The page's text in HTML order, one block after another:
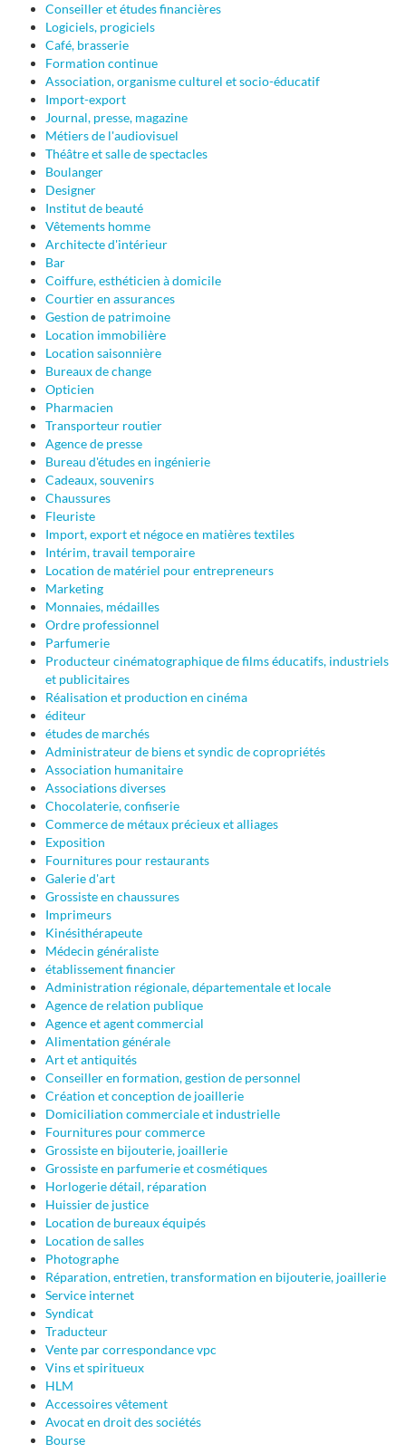
Conseiller et études financières
Logiciels, progiciels
Café, brasserie
Formation continue
Association, organisme culturel et socio-éducatif
Import-export
Journal, presse, magazine
Métiers de l'audiovisuel
Théâtre et salle de spectacles
Boulanger
Designer
Institut de beauté
Vêtements homme
Architecte d'intérieur
Bar
Coiffure, esthéticien à domicile
Courtier en assurances
Gestion de patrimoine
Location immobilière
Location saisonnière
Bureaux de change
Opticien
Pharmacien
Transporteur routier
Agence de presse
Bureau d'études en ingénierie
Cadeaux, souvenirs
Chaussures
Fleuriste
Import, export et négoce en matières textiles
Intérim, travail temporaire
Location de matériel pour entrepreneurs
Marketing
Monnaies, médailles
Ordre professionnel
Parfumerie
Producteur cinématographique de films éducatifs, industriels
et publicitaires
Réalisation et production en cinéma
éditeur
études de marchés
Administrateur de biens et syndic de copropriétés
Association humanitaire
Associations diverses
Chocolaterie, confiserie
Commerce de métaux précieux et alliages
Exposition
Fournitures pour restaurants
Galerie d'art
Grossiste en chaussures
Imprimeurs
Kinésithérapeute
Médecin généraliste
établissement financier
Administration régionale, départementale et locale
Agence de relation publique
Agence et agent commercial
Alimentation générale
Art et antiquités
Conseiller en formation, gestion de personnel
Création et conception de joaillerie
Domiciliation commerciale et industrielle
Fournitures pour commerce
Grossiste en bijouterie, joaillerie
Grossiste en parfumerie et cosmétiques
Horlogerie détail, réparation
Huissier de justice
Location de bureaux équipés
Location de salles
Photographe
Réparation, entretien, transformation en bijouterie, joaillerie
Service internet
Syndicat
Traducteur
Vente par correspondance vpc
Vins et spiritueux
HLM
Accessoires vêtement
Avocat en droit des sociétés
Bourse